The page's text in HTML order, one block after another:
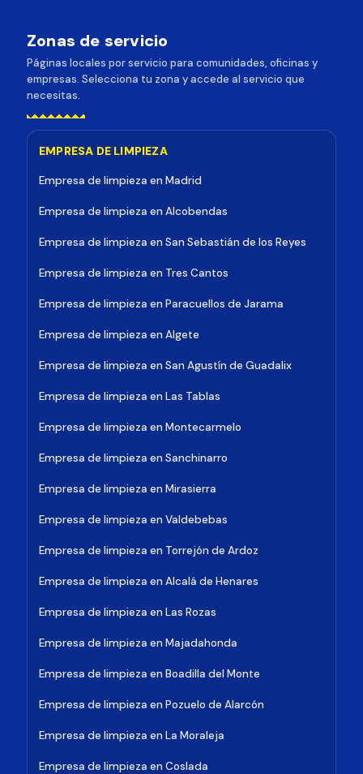
Zonas de servicio
Páginas locales por servicio para comunidades, oficinas y
empresas. Selecciona tu zona y accede al servicio que
necesitas.
EMPRESA DE LIMPIEZA
Empresa de limpieza en Madrid
Empresa de limpieza en Alcobendas
Empresa de limpieza en San Sebastián de los Reyes
Empresa de limpieza en Tres Cantos
Empresa de limpieza en Paracuellos de Jarama
Empresa de limpieza en Algete
Empresa de limpieza en San Agustín de Guadalix
Empresa de limpieza en Las Tablas
Empresa de limpieza en Montecarmelo
Empresa de limpieza en Sanchinarro
Empresa de limpieza en Mirasierra
Empresa de limpieza en Valdebebas
Empresa de limpieza en Torrejón de Ardoz
Empresa de limpieza en Alcalá de Henares
Empresa de limpieza en Las Rozas
Empresa de limpieza en Majadahonda
Empresa de limpieza en Boadilla del Monte
Empresa de limpieza en Pozuelo de Alarcón
Empresa de limpieza en La Moraleja
Empresa de limpieza en Coslada